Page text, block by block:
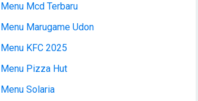
Menu Mcd Terbaru
Menu Marugame Udon
Menu KFC 2025
Menu Pizza Hut
Menu Solaria